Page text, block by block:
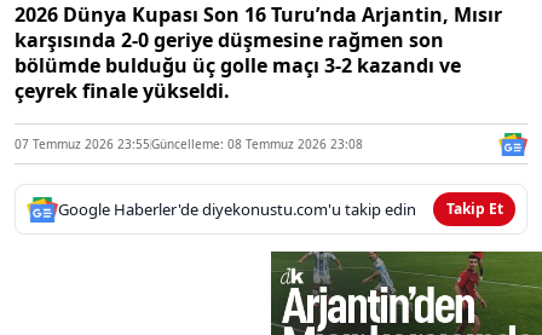
2026 Dünya Kupası Son 16 Turu’nda Arjantin, Mısır
karşısında 2-0 geriye düşmesine rağmen son
bölümde bulduğu üç golle maçı 3-2 kazandı ve
çeyrek finale yükseldi.
07 Temmuz 2026 23:55Güncelleme: 08 Temmuz 2026 23:08
Google Haberler'de diyekonustu.com'u takip edin Takip Et